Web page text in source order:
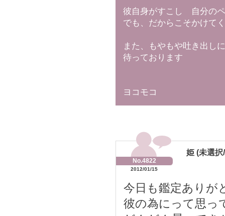
彼自身がすこし 自分の
でも、だからこそかけて
また、もやもや吐き出し
待っております
ヨコモコ
姫 (未選択
No.4822
2012/01/15
今日も鑑定ありが
彼の為にって思っ